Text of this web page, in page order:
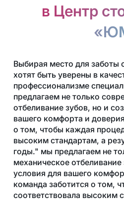
в Центр
Выбирая место для заботы
хотят быть уверены в
профессионализме
предлагаем не только
отбеливание зубов, но и
вашего комфорта и
о том, чтобы каждая
высоким стандартам, а
годы." мы предлагаем не
механическое
условия для вашего
команда заботится о том,
соответствовала высоким